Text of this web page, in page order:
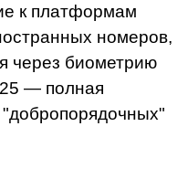
к платформам
номеров,
через биометрию
— полная